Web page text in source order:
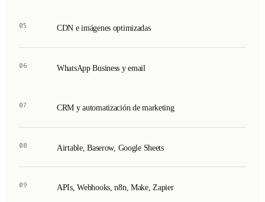
05 CDN e imágenes optimizadas
06 WhatsApp Business y email
07 CRM y automatización de marketing
08 Airtable, Baserow, Google Sheets
09 APIs, Webhooks, n8n, Make, Zapier